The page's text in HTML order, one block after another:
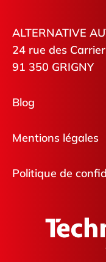
ALTERNATIVE
24 rue des
91 350 GRIGNY
Blog
Mentions légales
Politique de